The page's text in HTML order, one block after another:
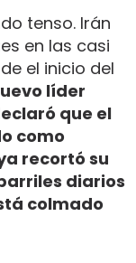
tenso. Irán
en las casi
el inicio del
líder
que el
como
recortó su
diarios
colmado